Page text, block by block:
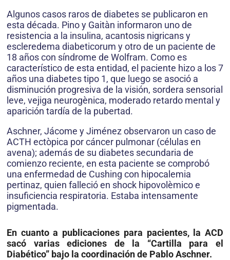
Algunos casos raros de diabetes se publicaron en
esta década. Pino y Gaitàn informaron uno de
resistencia a la insulina, acantosis nigricans y
escleredema diabeticorum y otro de un paciente de
18 años con síndrome de Wolfram. Como es
característico de esta entidad, el paciente hizo a los 7
años una diabetes tipo 1, que luego se asoció a
disminución progresiva de la visión, sordera sensorial
leve, vejiga neurogènica, moderado retardo mental y
aparición tardía de la pubertad.
Aschner, Jácome y Jiménez observaron un caso de
ACTH ectòpica por cáncer pulmonar (células en
avena); además de su diabetes secundaria de
comienzo reciente, en esta paciente se comprobó
una enfermedad de Cushing con hipocalemia
pertinaz, quien falleció en shock hipovolèmico e
insuficiencia respiratoria. Estaba intensamente
pigmentada.
En cuanto a publicaciones para pacientes, la ACD
sacó varias ediciones de la “Cartilla para el
Diabético” bajo la coordinación de Pablo Aschner.